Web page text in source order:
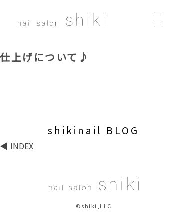
shikinail BLOG
仕上げについて♪
INDEX
©shiki,LLC